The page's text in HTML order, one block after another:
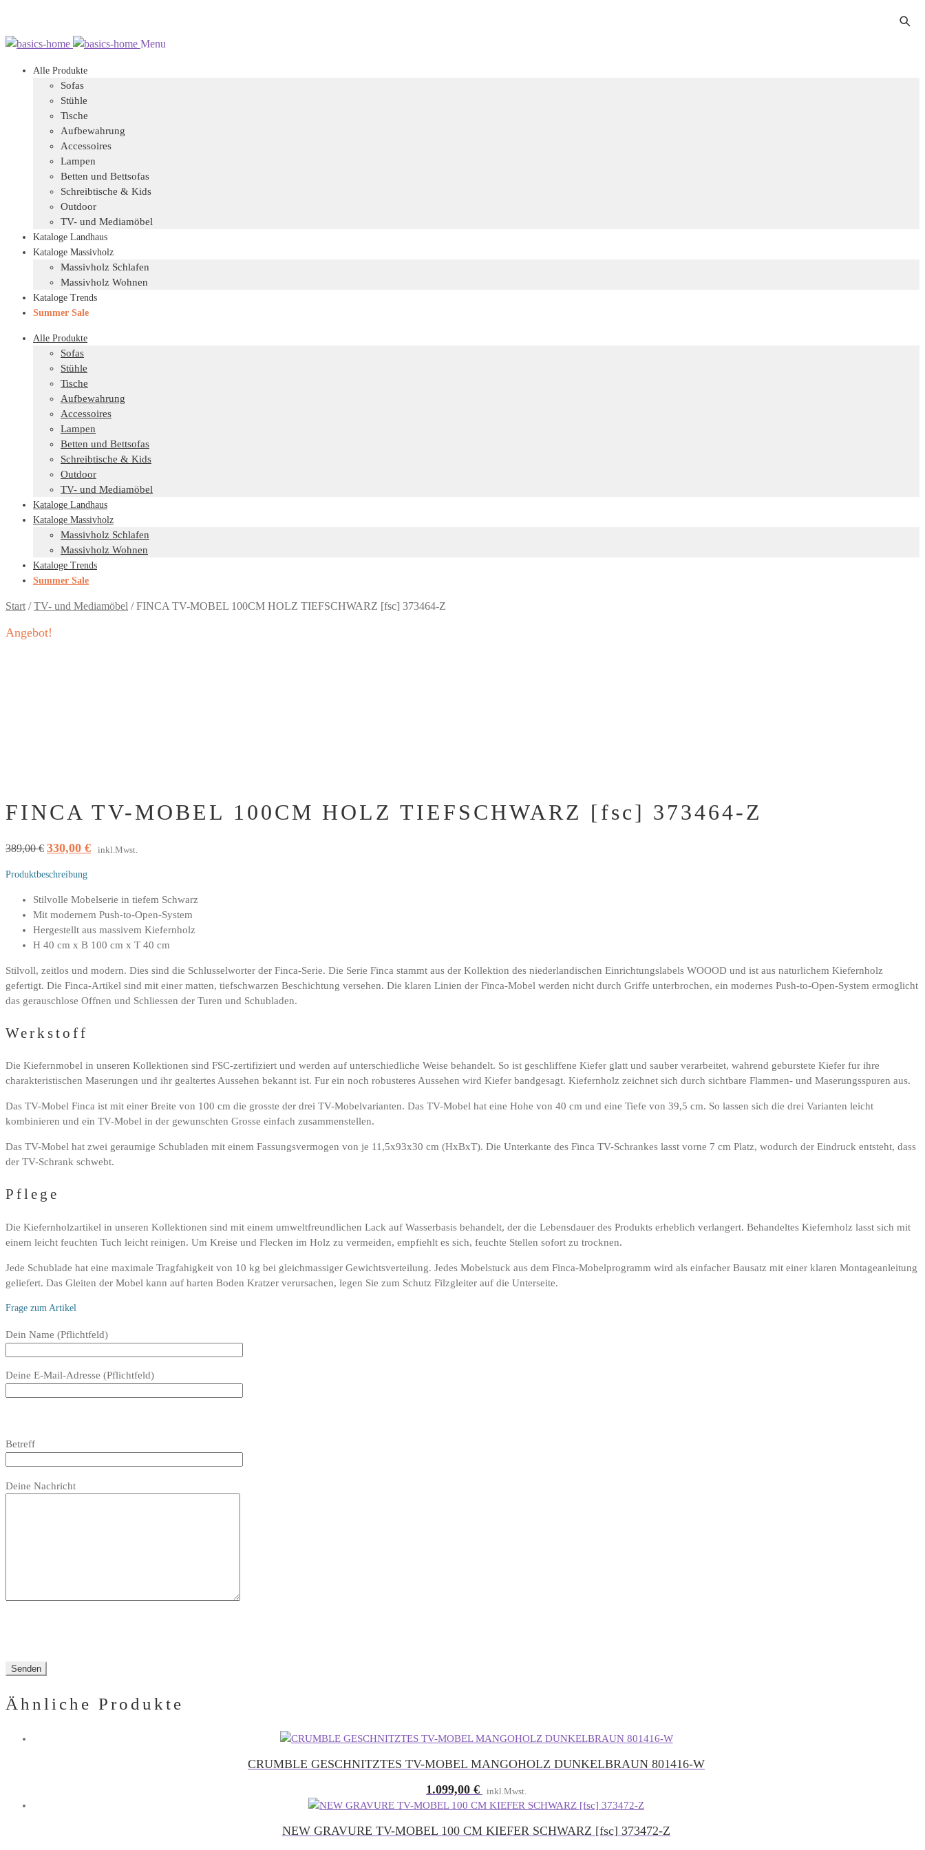
Zur
springen
Zum
springen
Menu
Alle Produkte
Sofas
Stühle
Tische
Aufbewahrung
Accessoires
Lampen
Betten und Bettsofas
Schreibtische & Kids
Outdoor
TV- und Mediamöbel
Kataloge Landhaus
Kataloge Massivholz
Massivholz Schlafen
Massivholz Wohnen
Kataloge Trends
Summer Sale
Alle Produkte
Sofas
Stühle
Tische
Aufbewahrung
Accessoires
Lampen
Betten und Bettsofas
Schreibtische & Kids
Outdoor
TV- und Mediamöbel
Kataloge Landhaus
Kataloge Massivholz
Massivholz Schlafen
Massivholz Wohnen
Kataloge Trends
Summer Sale
Start /TV- und Mediamöbel /FINCA TV-MOBEL 100CM HOLZ TIEFSCHWARZ [fsc] 373464-Z
Angebot!
FINCA TV-MOBEL 100CM HOLZ TIEFSCHWARZ [fsc] 373464-Z
389,00€ Ursprünglicher
war:
330,00 €Aktueller
inkl.Mwst.
Produktbeschreibung
Stilvolle Mobelserie in tiefem Schwarz
Mit modernem Push-to-Open-System
Hergestellt aus massivem Kiefernholz
H 40 cm x B 100 cm x T 40 cm
Stilvoll, zeitlos und modern. Dies sind die Schlusselworter der Finca-Serie. Die Serie Finca stammt aus der Kollektion des niederlandischen Einrichtungslabels WOOOD und ist aus naturlichem Kiefernholz
gefertigt. Die Finca-Artikel sind mit einer matten, tiefschwarzen Beschichtung versehen. Die klaren Linien der Finca-Mobel werden nicht durch Griffe unterbrochen, ein modernes Push-to-Open-System ermoglicht
das gerauschlose Offnen und Schliessen der Turen und Schubladen.
Werkstoff
Die Kiefernmobel in unseren Kollektionen sind FSC-zertifiziert und werden auf unterschiedliche Weise behandelt. So ist geschliffene Kiefer glatt und sauber verarbeitet, wahrend geburstete Kiefer fur ihre
charakteristischen Maserungen und ihr gealtertes Aussehen bekannt ist. Fur ein noch robusteres Aussehen wird Kiefer bandgesagt. Kiefernholz zeichnet sich durch sichtbare Flammen- und Maserungsspuren aus.
Das TV-Mobel Finca ist mit einer Breite von 100 cm die grosste der drei TV-Mobelvarianten. Das TV-Mobel hat eine Hohe von 40 cm und eine Tiefe von 39,5 cm. So lassen sich die drei Varianten leicht
kombinieren und ein TV-Mobel in der gewunschten Grosse einfach zusammenstellen.
Das TV-Mobel hat zwei geraumige Schubladen mit einem Fassungsvermogen von je 11,5x93x30 cm (HxBxT). Die Unterkante des Finca TV-Schrankes lasst vorne 7 cm Platz, wodurch der Eindruck entsteht, dass
der TV-Schrank schwebt.
Pflege
Die Kiefernholzartikel in unseren Kollektionen sind mit einem umweltfreundlichen Lack auf Wasserbasis behandelt, der die Lebensdauer des Produkts erheblich verlangert. Behandeltes Kiefernholz lasst sich mit
einem leicht feuchten Tuch leicht reinigen. Um Kreise und Flecken im Holz zu vermeiden, empfiehlt es sich, feuchte Stellen sofort zu trocknen.
Jede Schublade hat eine maximale Tragfahigkeit von 10 kg bei gleichmassiger Gewichtsverteilung. Jedes Mobelstuck aus dem Finca-Mobelprogramm wird als einfacher Bausatz mit einer klaren Montageanleitung
geliefert. Das Gleiten der Mobel kann auf harten Boden Kratzer verursachen, legen Sie zum Schutz Filzgleiter auf die Unterseite.
Frage zum Artikel
Bitte
Feld
Dein Name (Pflichtfeld)
Deine E-Mail-Adresse (Pflichtfeld)
dieses
lasse
leer.
Betreff
lasse
Deine Nachricht
Ähnliche Produkte
CRUMBLE GESCHNITZTES TV-MOBEL MANGOHOLZ DUNKELBRAUN 801416-W
1.099,00 € inkl.Mwst.
NEW GRAVURE TV-MOBEL 100 CM KIEFER SCHWARZ [fsc] 373472-Z